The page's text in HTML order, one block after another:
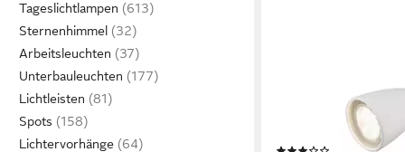
Tageslichtlampen
Sternenhimmel
Arbeitsleuchten
Unterbauleuchten
Lichtleisten
Spots
Lichtervorhänge
Klemmleuchte
Leuchtmittel, mit
flexibel, IP20